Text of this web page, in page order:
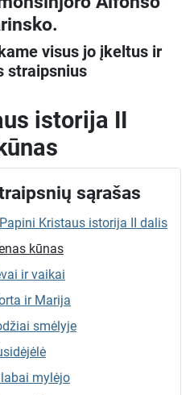
visus jo įkeltus ir
straipsnius
istorija II
sąrašas
Kristaus istorija II dalis
kūnas
ir vaikai
ir Marija
smėlyje
mylėjo